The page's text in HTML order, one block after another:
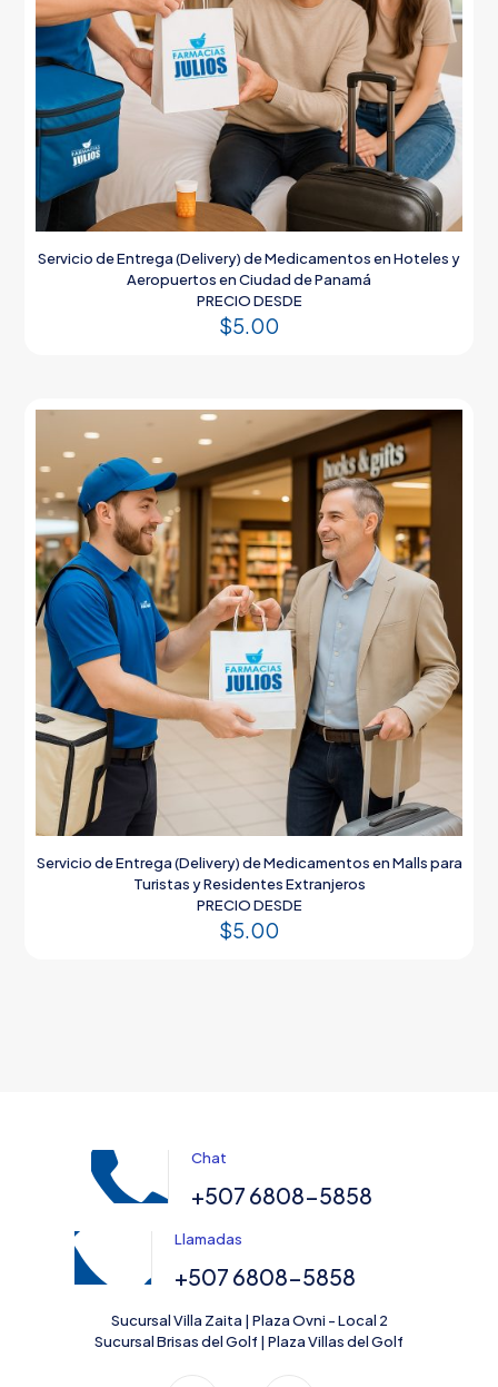
Servicio de Entrega (Delivery) de Medicamentos en Hoteles y
Aeropuertos en Ciudad de Panamá
PRECIO DESDE
$5.00
Servicio de Entrega (Delivery) de Medicamentos en Malls para
Turistas y Residentes Extranjeros
PRECIO DESDE
$5.00
Chat
+507 6808-5858
Llamadas
+507 6808-5858
Sucursal Villa Zaita | Plaza Ovni - Local 2
Sucursal Brisas del Golf | Plaza Villas del Golf